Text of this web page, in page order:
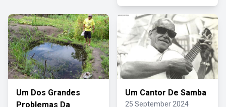
Um Dos Grandes
Problemas Da
Um Cantor De Samba
25 September 2024